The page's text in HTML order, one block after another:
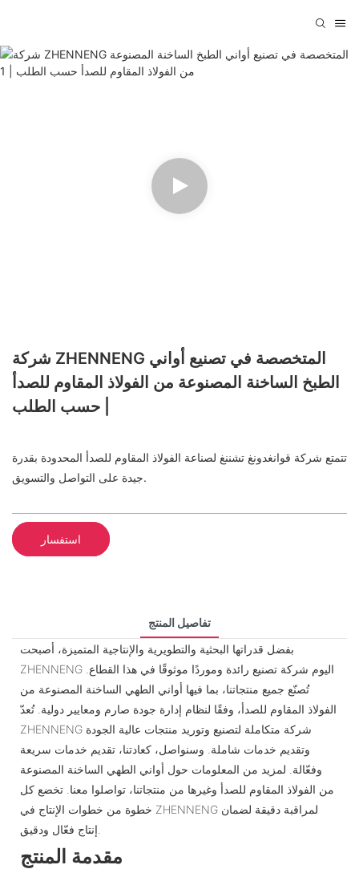
شركة ZHENNENG المتخصصة في تصنيع أواني
الطبخ الساخنة المصنوعة من الفولاذ المقاوم للصدأ
تتمتع شركة قوانغدونغ تشننغ لصناعة الفولاذ المقاوم للصدأ المحدودة بقدرة
جيدة على التواصل والتسويق.
استفسار
تفاصيل المنتج
بفضل قدراتها البحثية والتطويرية والإنتاجية المتميزة، أصبحت
ZHENNENG اليوم شركة تصنيع رائدة وموردًا موثوقًا في هذا القطاع.
تُصنّع جميع منتجاتنا، بما فيها أواني الطهي الساخنة المصنوعة من
الفولاذ المقاوم للصدأ، وفقًا لنظام إدارة جودة صارم ومعايير دولية. تُعدّ
ZHENNENG شركة متكاملة لتصنيع وتوريد منتجات عالية الجودة
وتقديم خدمات شاملة. وسنواصل، كعادتنا، تقديم خدمات سريعة
وفعّالة. لمزيد من المعلومات حول أواني الطهي الساخنة المصنوعة
من الفولاذ المقاوم للصدأ وغيرها من منتجاتنا، تواصلوا معنا. تخضع كل
خطوة من خطوات الإنتاج في ZHENNENG لمراقبة دقيقة لضمان
مقدمة المنتج